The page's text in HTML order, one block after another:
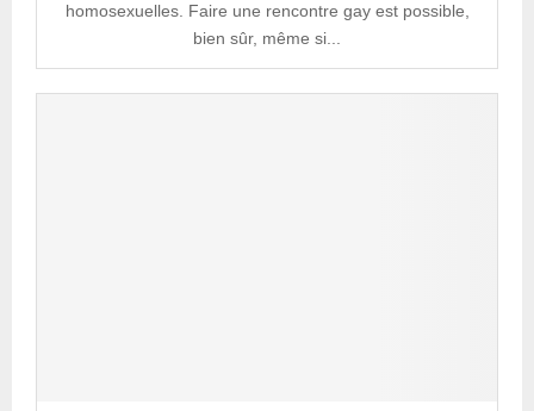
homosexuelles. Faire une rencontre gay est possible,
bien sûr, même si...